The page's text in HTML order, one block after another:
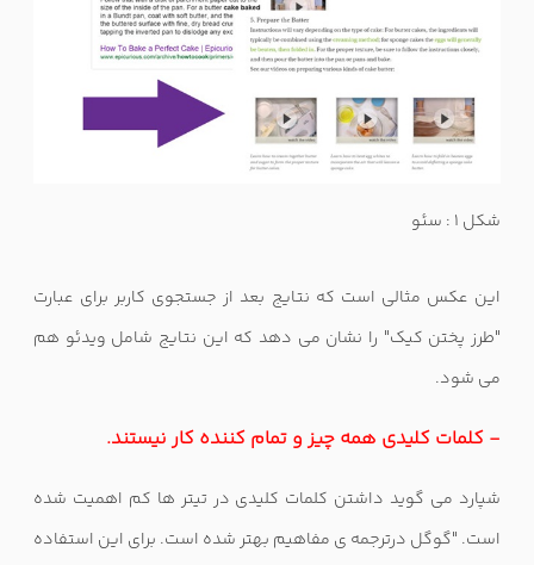
شکل 1 : سئو
این عکس مثالی است که نتایج بعد از جستجوی کاربر برای عبارت
"طرز پختن کیک" را نشان می دهد که این نتایج شامل ویدئو هم
می شود.
- کلمات کلیدی همه چیز و تمام کننده کار نیستند.
شپارد می گوید داشتن کلمات کلیدی در تیتر ها کم اهمیت شده
است. "گوگل درترجمه ی مفاهیم بهتر شده است. برای این استفاده